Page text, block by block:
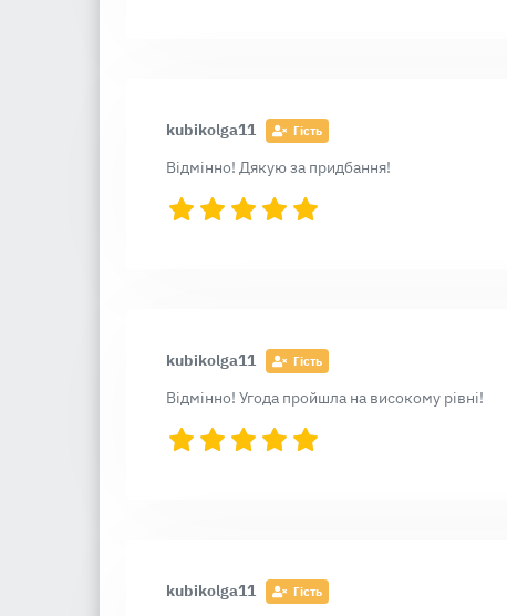
kubikolga11 Гість
Відмінно! Дякую за придбання!
kubikolga11 Гість
Відмінно! Угода пройшла на високому рівні!
kubikolga11 Гість